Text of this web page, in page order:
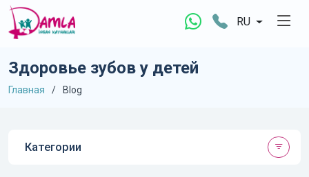
RU
Здоровье зубов у детей
Главная Blog
Категории